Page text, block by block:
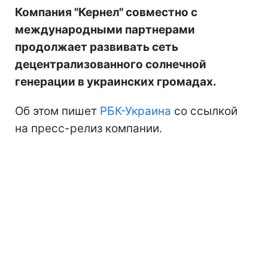
Компания "Кернел" совместно с
международными партнерами
продолжает развивать сеть
децентрализованного солнечной
генерации в украинских громадах.
Об этом пишет РБК-Украина со ссылкой
на пресс-релиз компании.